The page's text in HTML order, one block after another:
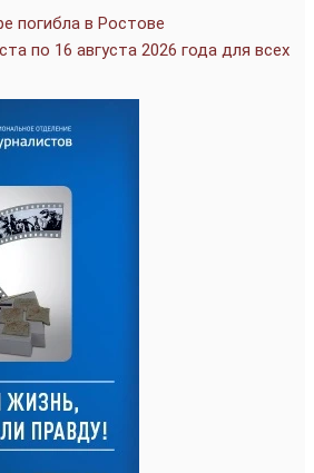
погибла в Ростове
по 16 августа 2026 года для всех